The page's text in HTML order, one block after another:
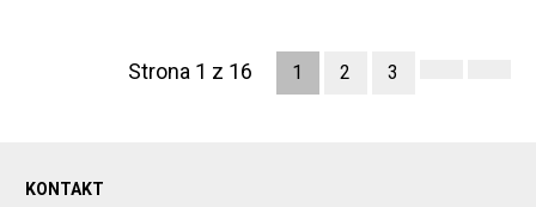
Strona 1 z 16 1 2 3
KONTAKT